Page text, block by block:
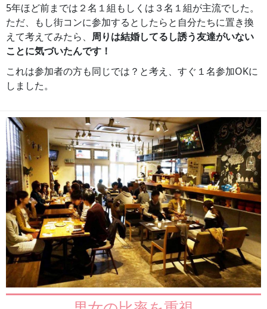
5年ほど前までは２名１組もしくは３名１組が主流でした。
ただ、もし街コンに参加するとしたらと自分たちに置き換
えて考えてみたら、 周りは結婚してるし誘う友達がいない
ことに気づいたんです！
これは参加者の方も同じでは？と考え、すぐ１名参加OKに
しました。